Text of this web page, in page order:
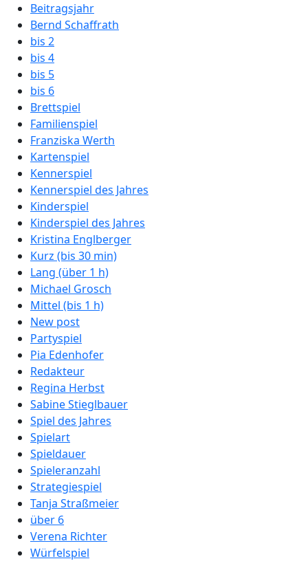
Beitragsjahr
Bernd Schaffrath
bis 2
bis 4
bis 5
bis 6
Brettspiel
Familienspiel
Franziska Werth
Kartenspiel
Kennerspiel
Kennerspiel des Jahres
Kinderspiel
Kinderspiel des Jahres
Kristina Englberger
Kurz (bis 30 min)
Lang (über 1 h)
Michael Grosch
Mittel (bis 1 h)
New post
Partyspiel
Pia Edenhofer
Redakteur
Regina Herbst
Sabine Stieglbauer
Spiel des Jahres
Spielart
Spieldauer
Spieleranzahl
Strategiespiel
Tanja Straßmeier
über 6
Verena Richter
Würfelspiel